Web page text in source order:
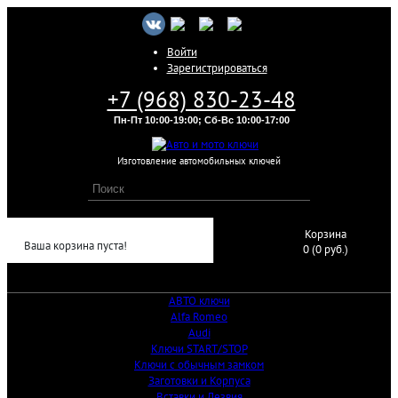
Войти
Зарегистрироваться
+7 (968) 830-23-48
Пн-Пт 10:00-19:00; Сб-Вс 10:00-17:00
Изготовление автомобильных ключей
Корзина
0 (0 руб.)
Ваша корзина пуста!
АВТО ключи
Alfa Romeo
Audi
Ключи START/STOP
Ключи с обычным замком
Заготовки и Корпуса